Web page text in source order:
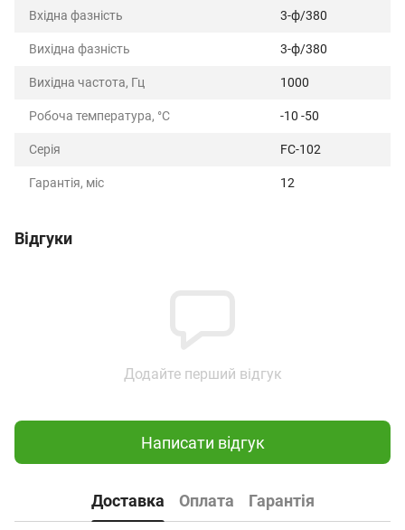
Вхідна фазність 3-ф/380
Вихідна фазність 3-ф/380
Вихідна частота, Гц 1000
Робоча температура, °С -10 -50
Серія FC-102
Гарантія, міс 12
Відгуки
Додайте перший відгук
Написати відгук
Доставка Оплата Гарантія